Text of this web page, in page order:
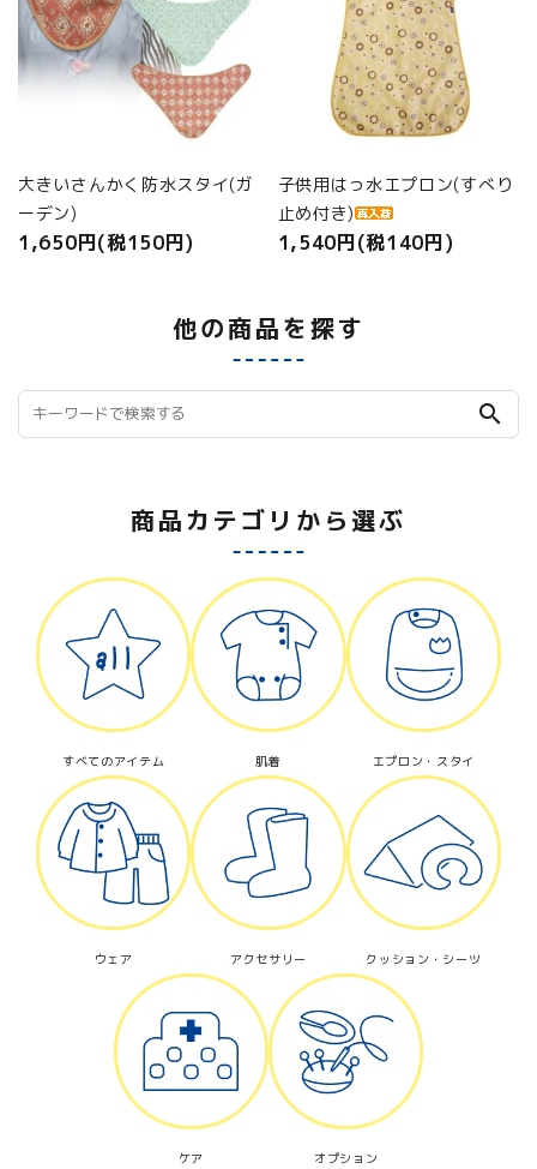
大きいさんかく防水スタイ(ガ
ーデン)
1,650円(税150円)
子供用はっ水エプロン(すべり
止め付き)
1,540円(税140円)
他の商品を探す
search
商品カテゴリから選ぶ
すべてのアイテム 肌着 エプロン・スタイ
ウェア アクセサリー クッション・シーツ
ケア オプション